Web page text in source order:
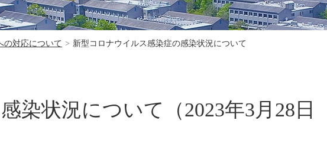
の対応について > 新型コロナウイルス感染症の感染状況について
染状況について（2023年3月28日